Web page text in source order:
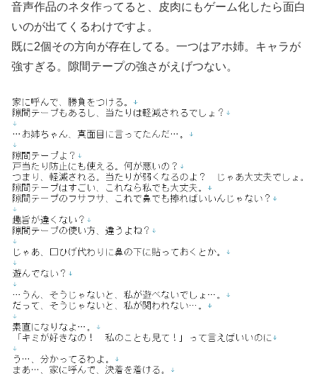
音声作品のネタ作ってると、皮肉にもゲーム化したら面白
いのが出てくるわけですよ。
既に2個その方向が存在してる。一つはアホ姉。キャラが
強すぎる。隙間テープの強さがえげつない。